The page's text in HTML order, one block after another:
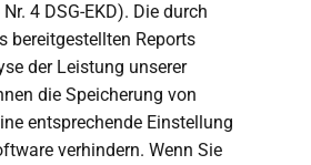
4 DSG-EKD). Die durch
bereitgestellten Reports
der Leistung unserer
die Speicherung von
entsprechende Einstellung
verhindern. Wenn Sie